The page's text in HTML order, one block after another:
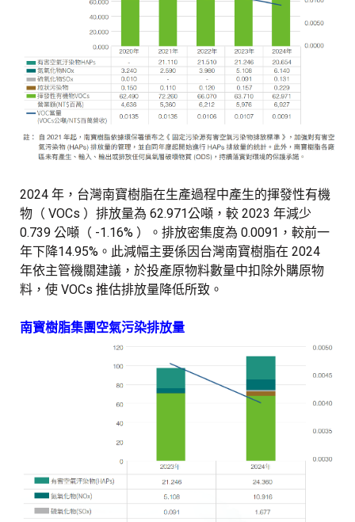
2024 年，台灣南寶樹脂在生產過程中產生的揮發性有機
物（ VOCs ）排放量為 62.971公噸，較 2023 年減少
0.739 公噸（ -1.16% ）。排放密集度為 0.0091，較前一
年下降14.95%。此減幅主要係因台灣南寶樹脂在 2024
年依主管機關建議，於投產原物料數量中扣除外購原物
料，使 VOCs 推估排放量降低所致。
南寳樹脂集團空氣污染排放量